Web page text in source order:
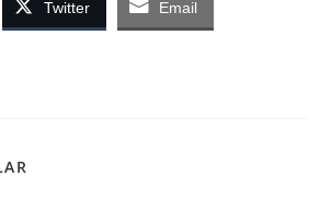
Twitter Email